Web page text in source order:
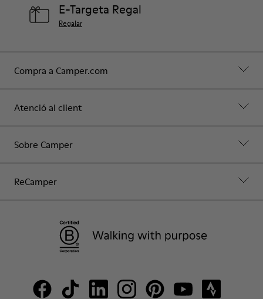
Compra a Camper.com
Atenció al client
Sobre Camper
ReCamper
E-Targeta Regal
Regalar